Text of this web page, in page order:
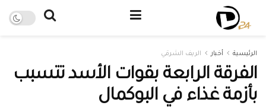
الرئيسية أخبار الريف الشرقي
الفرقة الرابعة بقوات الأسد تتسبب
بأزمة غذاء في البوكمال